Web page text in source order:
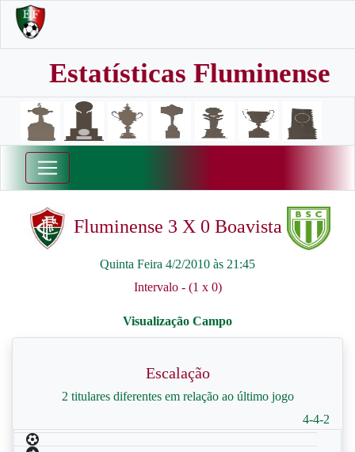
Estatísticas Fluminense
Fluminense 3 X 0 Boavista
Quinta Feira 4/2/2010 às 21:45
Intervalo - (1 x 0)
Escalação
2 titulares diferentes em relação ao último jogo
4-4-2